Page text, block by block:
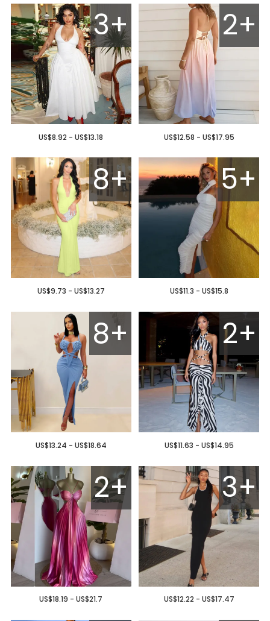
3+
US$8.92 - US$13.18
2+
US$12.58 - US$17.95
8+
US$9.73 - US$13.27
5+
US$11.3 - US$15.8
8+
US$13.24 - US$18.64
2+
US$11.63 - US$14.95
2+
US$18.19 - US$21.7
3+
US$12.22 - US$17.47